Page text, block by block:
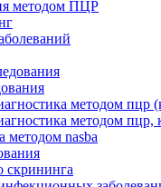
методом ПЦР
методом пцр
методом пцр,
методом nasba
скрининга